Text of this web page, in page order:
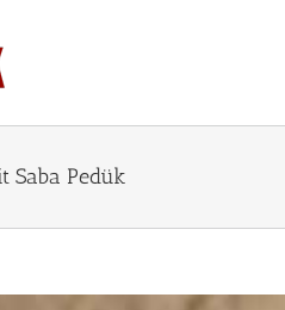
Saba Pedük